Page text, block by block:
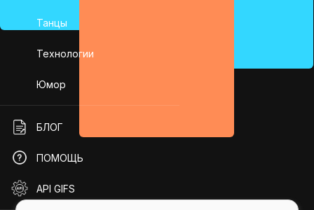
Танцы
Технологии
Юмор
БЛОГ
ПОМОЩЬ
API GIFS